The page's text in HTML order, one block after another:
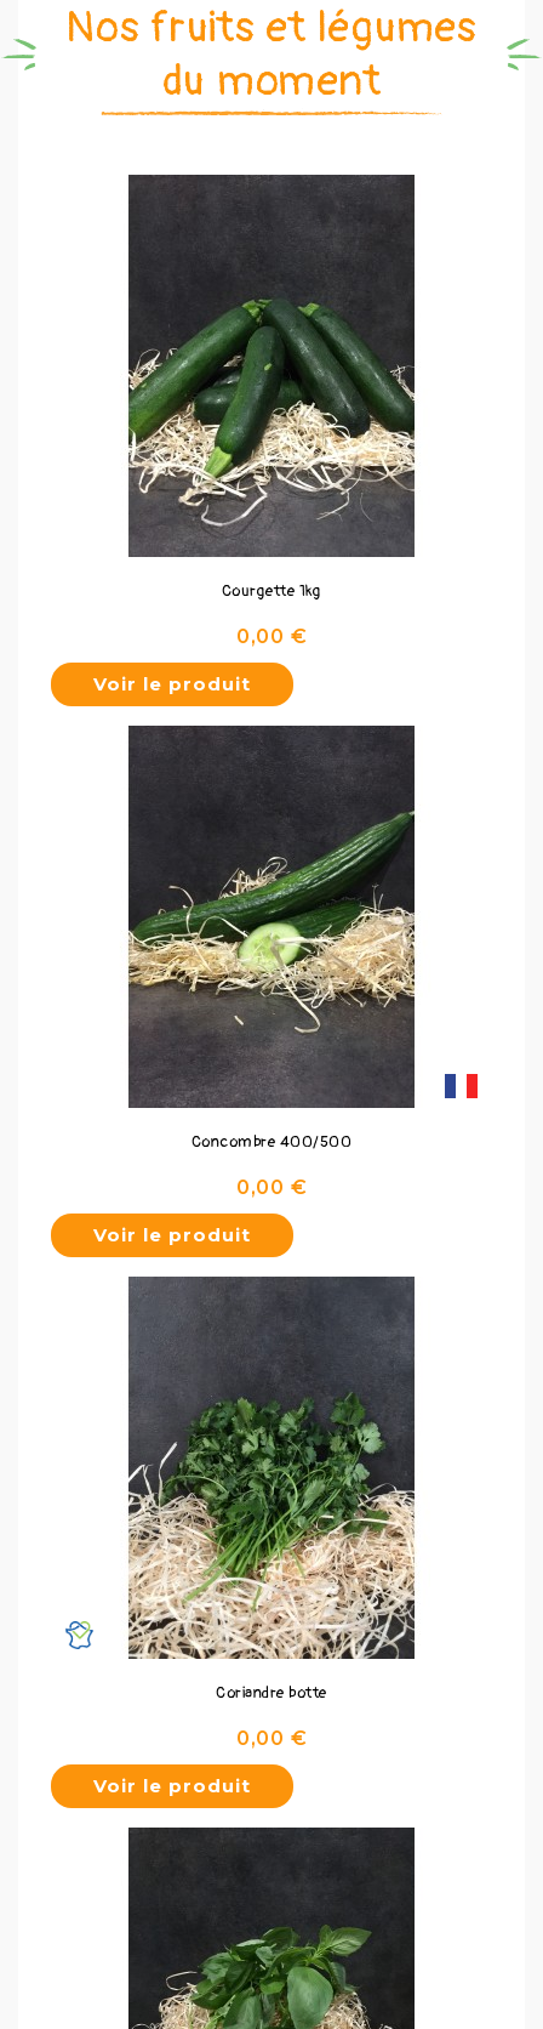
Nos fruits et légumes
du moment
Courgette 1kg
0,00 €Prix
Voir le produit
Concombre 400/500
0,00 €Prix
Voir le produit
Coriandre botte
0,00 €Prix
Voir le produit